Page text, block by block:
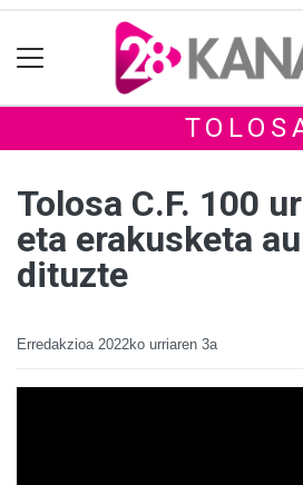
Tolosa C.F. 100
eta erakusketa
dituzte
Erredakzioa 2022ko urriaren 3a